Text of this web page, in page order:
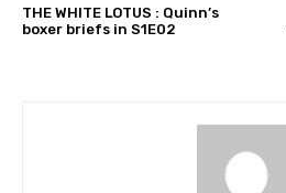
THE WHITE LOTUS : Quinn’s
boxer briefs in S1E02